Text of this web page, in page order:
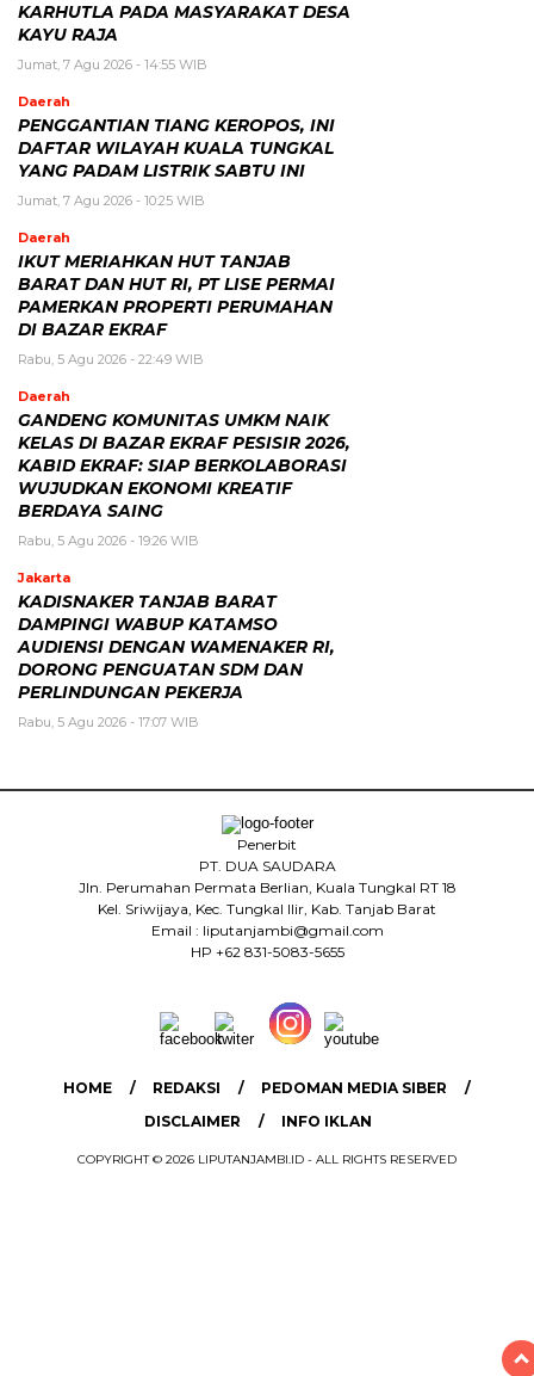
KARHUTLA PADA MASYARAKAT DESA
KAYU RAJA
Jumat, 7 Agu 2026 - 14:55 WIB
Daerah
PENGGANTIAN TIANG KEROPOS, INI
DAFTAR WILAYAH KUALA TUNGKAL
YANG PADAM LISTRIK SABTU INI
Jumat, 7 Agu 2026 - 10:25 WIB
Daerah
IKUT MERIAHKAN HUT TANJAB
BARAT DAN HUT RI, PT LISE PERMAI
PAMERKAN PROPERTI PERUMAHAN
DI BAZAR EKRAF
Rabu, 5 Agu 2026 - 22:49 WIB
Daerah
GANDENG KOMUNITAS UMKM NAIK
KELAS DI BAZAR EKRAF PESISIR 2026,
KABID EKRAF: SIAP BERKOLABORASI
WUJUDKAN EKONOMI KREATIF
BERDAYA SAING
Rabu, 5 Agu 2026 - 19:26 WIB
Jakarta
KADISNAKER TANJAB BARAT
DAMPINGI WABUP KATAMSO
AUDIENSI DENGAN WAMENAKER RI,
DORONG PENGUATAN SDM DAN
PERLINDUNGAN PEKERJA
Rabu, 5 Agu 2026 - 17:07 WIB
Penerbit
PT. DUA SAUDARA
Jln. Perumahan Permata Berlian, Kuala Tungkal RT 18
Kel. Sriwijaya, Kec. Tungkal Ilir, Kab. Tanjab Barat
Email : liputanjambi@gmail.com
HP +62 831-5083-5655
HOME REDAKSI
PEDOMAN MEDIA SIBER
DISCLAIMER
INFO IKLAN
COPYRIGHT © 2026 LIPUTANJAMBI.ID - ALL RIGHTS RESERVED